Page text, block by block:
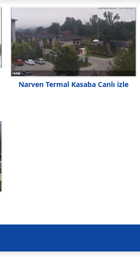
Narven Termal Kasaba Canlı izle